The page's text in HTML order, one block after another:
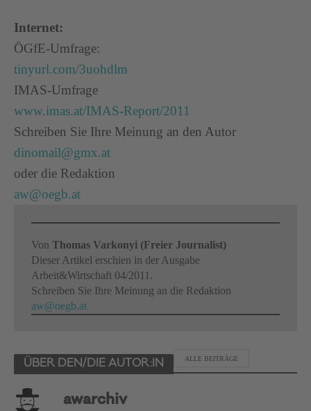
Internet:
ÖGfE-Umfrage:
tinyurl.com/3uohdlm
IMAS-Umfrage
www.imas.at/IMAS-Report/2011
Schreiben Sie Ihre Meinung an den Autor
dinomail@gmx.at
oder die Redaktion
aw@oegb.at
Von Thomas Varkonyi (Freier Journalist)
Dieser Artikel erschien in der Ausgabe
Arbeit&Wirtschaft 04/2011.
Schreiben Sie Ihre Meinung an die Redaktion
aw@oegb.at
ÜBER DEN/DIE AUTOR:IN
ALLE BEITRÄGE
awarchiv